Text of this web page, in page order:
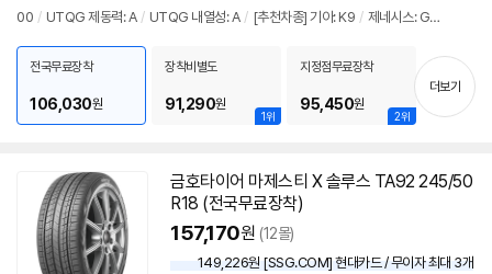
00 / UTQG 제동력: A / UTQG 내열성: A / [추천차종] 기아: K9 / 제네시스: G8
기
전국무료장착
106,030원
1위
장착비별도
91,290원
2위
지정점무료장착
95,450원
더보기
금호타이어 마제스티 X 솔루스 TA92 245/50
R18 (전국무료장착)
157,170원 (12몰)
149,226원 [SSG.COM] 현대카드 / 무이자 최대 3개